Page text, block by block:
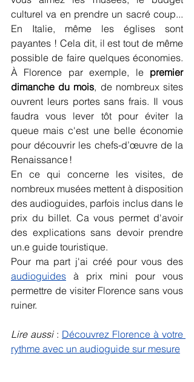
culturel va en prendre un sacré coup...
En Italie, même les églises sont
payantes ! Cela dit, il est tout de même
possible de faire quelques économies.
À Florence par exemple, le premier
dimanche du mois, de nombreux sites
ouvrent leurs portes sans frais. Il vous
faudra vous lever tôt pour éviter la
queue mais c'est une belle économie
pour découvrir les chefs-d’œuvre de la
Renaissance !
En ce qui concerne les visites, de
nombreux musées mettent à disposition
des audioguides, parfois inclus dans le
prix du billet. Ca vous permet d'avoir
des explications sans devoir prendre
un.e guide touristique.
audioguides à prix mini pour vous
permettre de visiter Florence sans vous
ruiner.
Lire aussi : Découvrez Florence à votre
rythme avec un audioguide sur mesure